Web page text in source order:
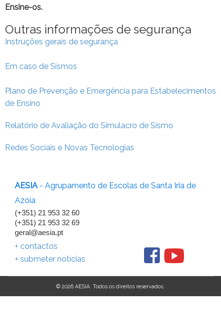
Ensine-os.
Outras informações de segurança
Instruções gerais de segurança
Em caso de Sismos
Plano de Prevenção e Emergência para Estabelecimentos
de Ensino
Relatório de Avaliação do Simulacro de Sismo
Redes Sociais e Novas Tecnologias
AESIA- Agrupamento de Escolas de Santa Iria de
Azóia
(+351) 21 953 32 60
(+351) 21 953 32 69
geral@aesia.pt
+ contactos
+ submeter notícias
© 2026 AESIA. Todos os direitos reservados.